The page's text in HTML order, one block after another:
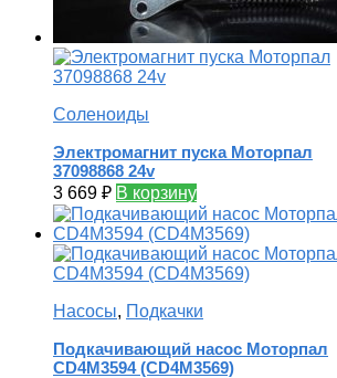
Соленоиды
Электромагнит пуска Моторпал
37098868 24v
3 669 ₽ В корзину
Насосы, Подкачки
Подкачивающий насос Моторпал
CD4M3594 (CD4M3569)